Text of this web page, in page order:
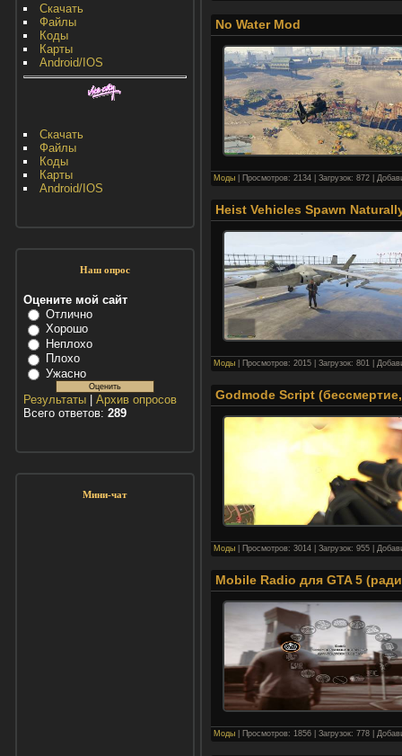
Скачать
Файлы
Коды
Карты
Android/IOS
Скачать
Файлы
Коды
Карты
Android/IOS
Наш опрос
Оцените мой сайт
Отлично
Хорошо
Неплохо
Плохо
Ужасно
Результаты| Архив опросов
Всего ответов: 289
Мини-чат
No Water Mod
Моды| Просмотров: 2134 | Загрузок: 872 |
Heist Vehicles Spawn
Моды| Просмотров: 2015 | Загрузок: 801 |
Godmode Script
Моды| Просмотров: 3014 | Загрузок: 955 |
Mobile Radio для GTA 5
Моды| Просмотров: 1856 | Загрузок: 778 |